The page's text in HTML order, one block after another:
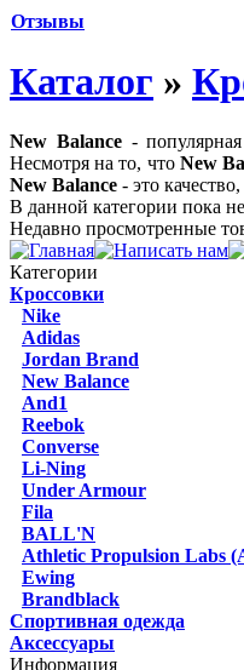
Отзывы
Каталог »
New Balance- популярная
Несмотря на то, что New
New Balance - это
В данной категории пока
Недавно просмотренные
Категории
Кроссовки
Nike
Adidas
Jordan Brand
New Balance
And1
Reebok
Converse
Li-Ning
Under Armour
Fila
BALL'N
Athletic Propulsion Labs
Ewing
Brandblack
Спортивная одежда
Аксессуары
Информация